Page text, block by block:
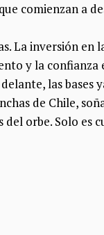
comienzan a
La inversión en
y la
las bases
de Chile,
orbe. Solo es